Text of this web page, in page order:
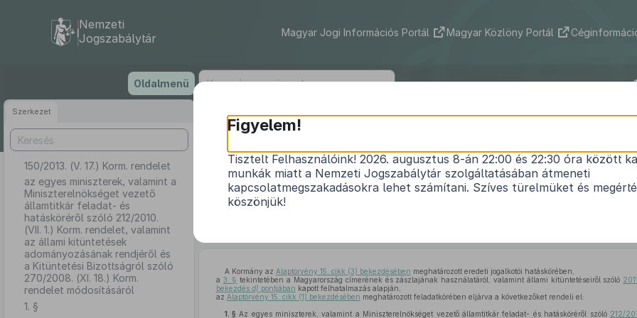
tartalomra
Nemzeti
Jogszabálytár
Magyar Jogi Információs Portál Magyar Közlöny Portál
Oldalmenü
Szerkezet
150/2013. (V. 17.) Korm. rendelet
az egyes miniszterek, valamint a
Miniszterelnökséget vezető
államtitkár feladat- és
hatásköréről szóló 212/2010.
(VII. 1.) Korm. rendelet, valamint
az állami kitüntetések
adományozásának rendjéről és
a Kitüntetési Bizottságról szóló
270/2008. (XI. 18.) Korm.
rendelet módosításáról
1. §
150/2013. (V. 17.) Korm. rendelet
az egyes miniszterek, valamint a Miniszterelnökséget vezető
és hatásköréről szóló212/2010. (VII. 1.) Korm. rendelet,
kitüntetések adományozásának rendjéről és a Kitüntetési
A Kormány az Alaptörvény 15. cikk (3) bekezdésében meghatározott eredeti jogalkotói hatáskörében,
a 3. § tekintetében a Magyarország címerének és zászlajának használatáról, valamint állami kitüntetéseiről szóló
bekezdés d) pontjában kapott felhatalmazás alapján,
az Alaptörvény 15. cikk (1) bekezdésében meghatározott feladatkörében eljárva a következőket rendeli el:
1. § Az egyes miniszterek, valamint a Miniszterelnökséget vezető államtitkár feladat- és hatásköréről szóló 212/
Figyelem!
Tisztelt Felhasználóink! 2026. augusztus 8-án 22:00 és 22:30 óra között
munkák miatt a Nemzeti Jogszabálytár szolgáltatásában átmeneti
kapcsolatmegszakadásokra lehet számítani. Szíves türelmüket és
köszönjük!